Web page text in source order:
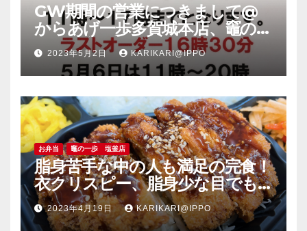
GW期間の営業につきまして@
からあげ一歩多賀城本店、竈の一
歩塩釜店
2023年5月2日 KARIKARI@IPPO
お弁当 竈の一歩 塩釜店
脂身苦手な中の人も満足の完食！
衣クリスピー、脂身少な目でも
旨い豚肉のソーストンカツ弁当
＠竈の一歩塩釜店
2023年4月19日 KARIKARI@IPPO